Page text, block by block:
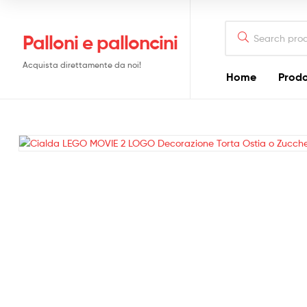
Palloni e palloncini
Acquista direttamente da noi!
for:
Home